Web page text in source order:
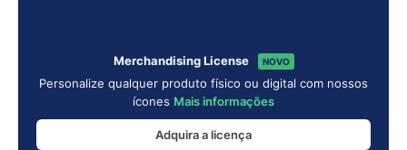
Merchandising License NOVO
Personalize qualquer produto físico ou digital com nossos
ícones Mais informações
Adquira a licença